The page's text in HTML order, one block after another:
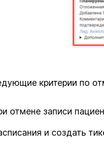
критерии по
отмене записи
и создать